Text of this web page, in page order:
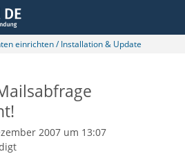
einrichten / Installation & Update
2007 um 13:07